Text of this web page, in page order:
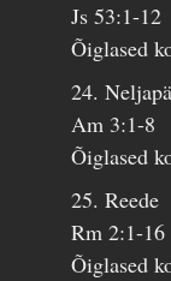
Js 53:1-12
Õiglased
24.
Am 3:1-8
Õiglased
25. Reede
Rm 2:1-16
Õiglased